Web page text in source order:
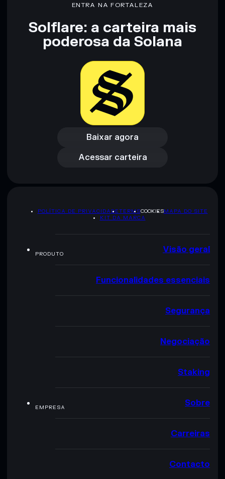
ENTRA NA FORTALEZA
Solflare: a carteira mais
poderosa da Solana
Baixar agora
Baixar agora
Acessar carteira
Acessar carteira
POLÍTICA DE PRIVACIDADETERMSCOOKIESMAPA DO SITE
KIT DA MARCA
PRODUTO Visão geral
Funcionalidades essenciais
Segurança
Negociação
Staking
EMPRESA Sobre
Carreiras
Contacto